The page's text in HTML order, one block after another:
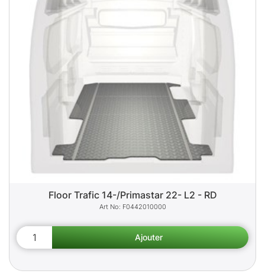
Floor Trafic 14-/Primastar 22- L2 - RD
F0442010000